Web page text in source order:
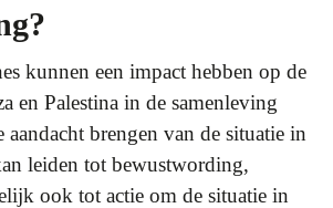
kunnen een impact hebben op de
en Palestina in de samenleving
aandacht brengen van de situatie in
leiden tot bewustwording,
ook tot actie om de situatie in